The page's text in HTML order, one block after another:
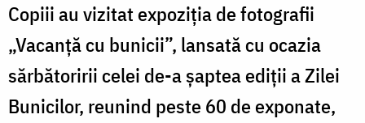
Copiii au vizitat expoziția de fotografii
„Vacanță cu bunicii”, lansată cu ocazia
sărbătoririi celei de-a șaptea ediții a Zilei
Bunicilor, reunind peste 60 de exponate,